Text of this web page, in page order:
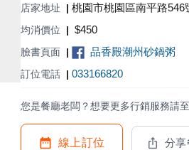
店家地址 | 桃園市桃園區南平路546
均消價位 | $450
臉書頁面 | 品香殿潮州砂鍋粥
訂位電話 | 033166820
您是餐廳老闆？想要更多行銷服務請至
線上訂位 分享